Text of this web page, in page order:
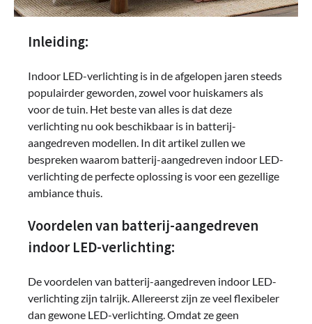
Inleiding:
Indoor LED-verlichting is in de afgelopen jaren steeds
populairder geworden, zowel voor huiskamers als
voor de tuin. Het beste van alles is dat deze
verlichting nu ook beschikbaar is in batterij-
aangedreven modellen. In dit artikel zullen we
bespreken waarom batterij-aangedreven indoor LED-
verlichting de perfecte oplossing is voor een gezellige
ambiance thuis.
Voordelen van batterij-aangedreven
indoor LED-verlichting:
De voordelen van batterij-aangedreven indoor LED-
verlichting zijn talrijk. Allereerst zijn ze veel flexibeler
dan gewone LED-verlichting. Omdat ze geen